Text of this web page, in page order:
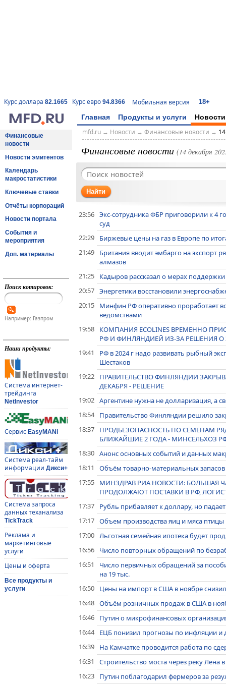
Курс доллара 82.1665 Курс евро 94.8366 Мобильная версия 18+
Главная Продукты и услуги Новости
Финансовые
новости
Новости эмитентов
Календарь
макростатистики
Ключевые ставки
Отчёты корпораций
Новости портала
События и
мероприятия
Доп. материалы
Поиск котировок:
Например: Газпром
Наши продукты:
Система интернет-
трейдинга
NetInvestor
Сервис EasyMANi
Система реал-тайм
информации Дикси+
Система запроса
данных теханализа
TickTrack
Реклама и
маркетинговые
услуги
Цены и оферта
Все продукты и
услуги
mfd.ru→ Новости → Финансовые новости →
Финансовые новости (14 декабря
Найти
23:56 Экс-сотрудника ФБР приговорили к 4
суд
22:29
Биржевые цены на газ в Европе по
21:49
Британия вводит эмбарго на экспорт
алмазов
21:25
Кадыров рассказал о мерах
20:57 Энергетики восстановили
20:15
Минфин РФ оперативно проработает
ведомствами
19:58
КОМПАНИЯ ECOLINES ВРЕМЕННО
РФ И ФИНЛЯНДИЕЙ ИЗ-ЗА РЕШЕНИЯ
19:41
РФ в 2024 г надо развивать рыбный
Шестаков
19:22
ПРАВИТЕЛЬСТВО ФИНЛЯНДИИ
ДЕКАБРЯ - РЕШЕНИЕ
19:02 Аргентине нужна не долларизация, а
18:54
Правительство Финляндии решило
18:37
ПРОДБЕЗОПАСНОСТЬ ПО СЕМЕНАМ
БЛИЖАЙШИЕ 2 ГОДА - МИНСЕЛЬХОЗ
18:30 Анонс основных событий и данных
18:11
Объём товарно-материальных
17:55
МИНЗДРАВ РИА НОВОСТИ: БОЛЬШАЯ
ПРОДОЛЖАЮТ ПОСТАВКИ В РФ,
17:37
Рубль прибавляет к доллару, но
17:17 Объем производства яиц и мяса птицы
17:00 Льготная семейная ипотека будет
16:56
Число повторных обращений по
16:51
Число первичных обращений за
на 19 тыс.
16:50
Цены на импорт в США в ноябре
16:48 Объём розничных продаж в США в
16:46
Путин о микрофинансовых
16:44
ЕЦБ понизил прогнозы по инфляции и
16:39
На Камчатке проводится работа по
16:31
Строительство моста через реку Лена
16:23
Путин поблагодарил фермеров за